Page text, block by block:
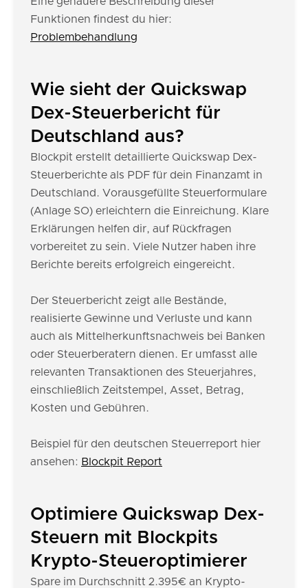
Funktionen findest du hier:
Problembehandlung
Wie sieht der Quickswap
Dex-Steuerbericht für
Deutschland aus?
Blockpit erstellt detaillierte Quickswap Dex-
Steuerberichte als PDF für dein Finanzamt in
Deutschland. Vorausgefüllte Steuerformulare
(Anlage SO) erleichtern die Einreichung. Klare
Erklärungen helfen dir, auf Rückfragen
vorbereitet zu sein. Viele Nutzer haben ihre
Berichte bereits erfolgreich eingereicht.
Der Steuerbericht zeigt alle Bestände,
realisierte Gewinne und Verluste und kann
auch als Mittelherkunftsnachweis bei Banken
oder Steuerberatern dienen. Er umfasst alle
relevanten Transaktionen des Steuerjahres,
einschließlich Zeitstempel, Asset, Betrag,
Kosten und Gebühren.
Beispiel für den deutschen Steuerreport hier
ansehen: Blockpit Report
Optimiere Quickswap Dex-
Steuern mit Blockpits
Krypto-Steueroptimierer
Spare im Durchschnitt 2.395€ an Krypto-